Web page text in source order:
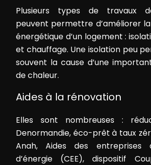
Plusieurs types de travaux
peuvent permettre d’améliorer
énergétique d’un logement :
et chauffage. Une isolation peu
souvent la cause d’une
de chaleur.
Aides à la rénovation
Elles sont nombreuses :
Denormandie, éco-prêt à taux
Anah, Aides des entreprises
d’énergie (CEE), dispositif